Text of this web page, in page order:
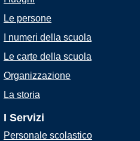
Le persone
I numeri della scuola
Le carte della scuola
Organizzazione
La storia
I Servizi
Personale scolastico